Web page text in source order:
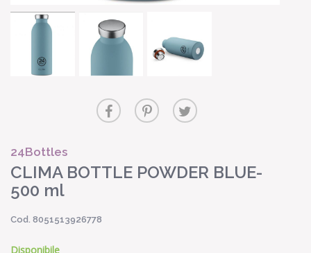
24Bottles
CLIMA BOTTLE POWDER BLUE-
500 ml
Cod. 8051513926778
Disponibile